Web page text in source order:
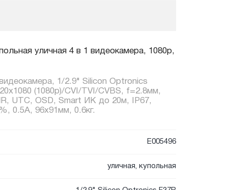
уличная 4 в 1 видеокамера, 1080p,
1/2.9" Silicon Optronics
(1080p)/CVI/TVI/CVBS, f=2.8мм,
UTC, OSD, Smart ИК до 20м, IP67,
0.5А, 96x91мм, 0.6кг.
E005496
уличная, купольная